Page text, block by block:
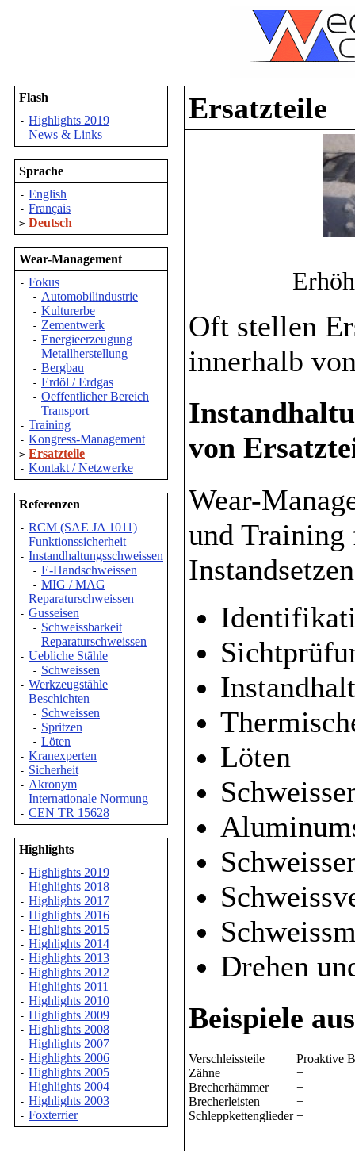
Flash
- Highlights 2019
- News & Links
Sprache
- English
- Français
> Deutsch
Wear-Management
- Fokus
- Automobilindustrie
- Kulturerbe
- Zementwerk
- Energieerzeugung
- Metallherstellung
- Bergbau
- Erdöl / Erdgas
- Oeffentlicher Bereich
- Transport
- Training
- Kongress-Management
> Ersatzteile
- Kontakt / Netzwerke
Referenzen
- RCM (SAE JA 1011)
- Funktionssicherheit
- Instandhaltungsschweissen
- E-Handschweissen
- MIG / MAG
- Reparaturschweissen
- Gusseisen
- Schweissbarkeit
- Reparaturschweissen
- Uebliche Stähle
- Schweissen
- Werkzeugstähle
- Beschichten
- Schweissen
- Spritzen
- Löten
- Kranexperten
- Sicherheit
- Akronym
- Internationale Normung
- CEN TR 15628
Highlights
- Highlights 2019
- Highlights 2018
- Highlights 2017
- Highlights 2016
- Highlights 2015
- Highlights 2014
- Highlights 2013
- Highlights 2012
- Highlights 2011
- Highlights 2010
- Highlights 2009
- Highlights 2008
- Highlights 2007
- Highlights 2006
- Highlights 2005
- Highlights 2004
- Highlights 2003
- Foxterrier
Ersatzteile
Oft stellen
innerhalb
von
Wear-
und Training
Löten
Drehen
Beispiele
Verschleissteile
Proaktive
Zähne
+
Brecherhämmer
+
Brecherleisten
+
Schleppkettenglieder +